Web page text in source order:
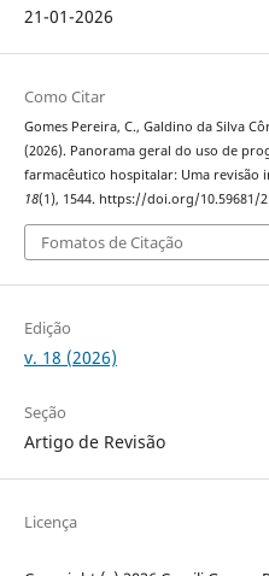
21-01-2026
Como Citar
Gomes Pereira, C., Galdino da Silva
(2026). Panorama geral do uso de
farmacêutico hospitalar: Uma revisão
18(1), 1544. https://doi.org/10.59681/
Fomatos de Citação
Edição
v. 18 (2026)
Seção
Artigo de Revisão
Licença